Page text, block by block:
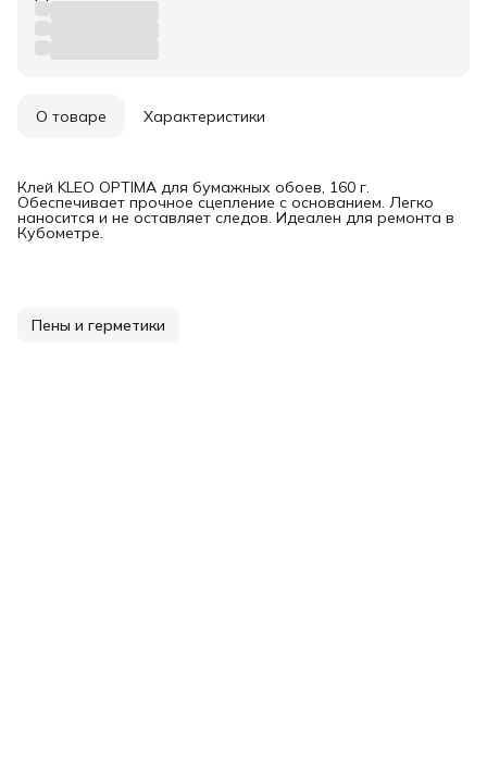
О товаре Характеристики
Клей KLEO OPTIMA для бумажных обоев, 160 г.
Обеспечивает прочное сцепление с основанием. Легко
наносится и не оставляет следов. Идеален для ремонта в
Кубометре.
Пены и герметики